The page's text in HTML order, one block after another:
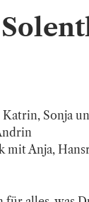
Sonja
Anja,